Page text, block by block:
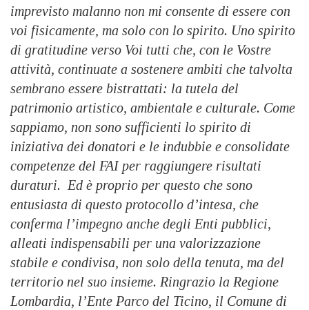
imprevisto malanno non mi consente di essere con
voi fisicamente, ma solo con lo spirito. Uno spirito
di gratitudine verso Voi tutti che, con le Vostre
attività, continuate a sostenere ambiti che talvolta
sembrano essere bistrattati: la tutela del
patrimonio artistico, ambientale e culturale. Come
sappiamo, non sono sufficienti lo spirito di
iniziativa dei donatori e le indubbie e consolidate
competenze del FAI per raggiungere risultati
duraturi. Ed è proprio per questo che sono
entusiasta di questo protocollo d’intesa, che
conferma l’impegno anche degli Enti pubblici,
alleati indispensabili per una valorizzazione
stabile e condivisa, non solo della tenuta, ma del
territorio nel suo insieme. Ringrazio la Regione
Lombardia, l’Ente Parco del Ticino, il Comune di